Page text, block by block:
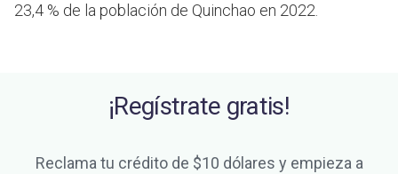
23,4 % de la población de Quinchao en 2022.
¡Regístrate gratis!
Reclama tu crédito de $10 dólares y empieza a